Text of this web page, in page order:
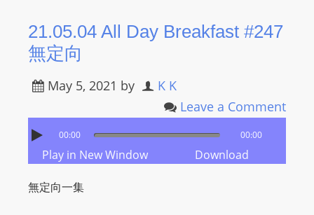
21.05.04 All Day Breakfast #247
無定向
May 5, 2021 by
K K
Leave a Comment
00:00 00:00
Play in New Window Download
無定向一集